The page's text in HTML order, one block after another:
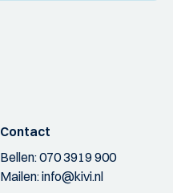
Contact
Bellen:070 3919 900
Mailen:info@kivi.nl